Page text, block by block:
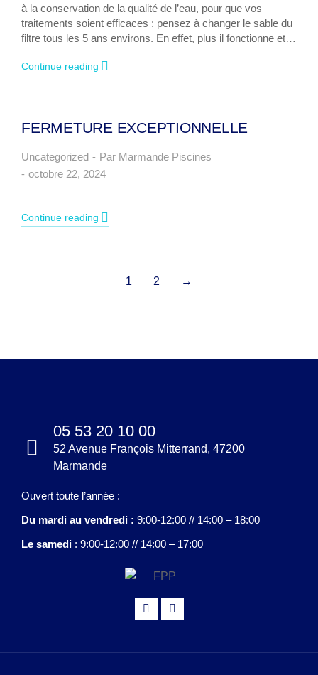
à la conservation de la qualité de l’eau, pour que vos
traitements soient efficaces : pensez à changer le sable du
filtre tous les 5 ans environs. En effet, plus il fonctionne et…
Continue reading
FERMETURE EXCEPTIONNELLE
Uncategorized Par Marmande Piscines
octobre 22, 2024
Continue reading
1 2 →
05 53 20 10 00
52 Avenue François Mitterrand, 47200
Marmande
Ouvert toute l’année :
Du mardi au vendredi : 9:00-12:00 // 14:00 – 18:00
Le samedi : 9:00-12:00 // 14:00 – 17:00